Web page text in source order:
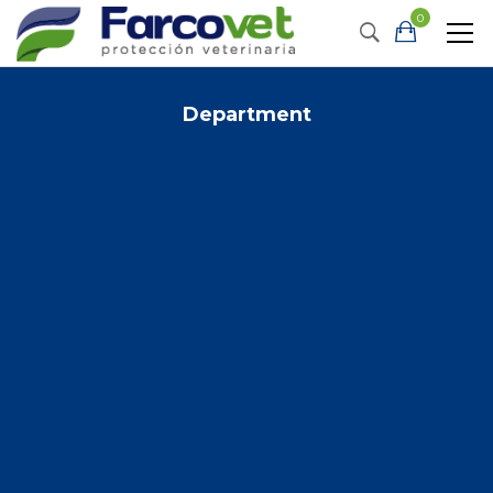
0
Department